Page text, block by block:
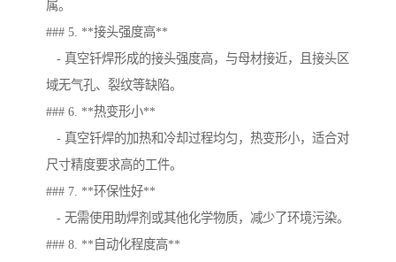
属。
### 5. **接头强度高**
- 真空钎焊形成的接头强度高，与母材接近，且接头区
域无气孔、裂纹等缺陷。
### 6. **热变形小**
- 真空钎焊的加热和冷却过程均匀，热变形小，适合对
尺寸精度要求高的工件。
### 7. **环保性好**
- 无需使用助焊剂或其他化学物质，减少了环境污染。
### 8. **自动化程度高**